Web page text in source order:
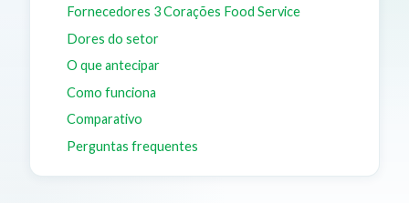
Fornecedores 3 Corações Food Service
Dores do setor
O que antecipar
Como funciona
Comparativo
Perguntas frequentes